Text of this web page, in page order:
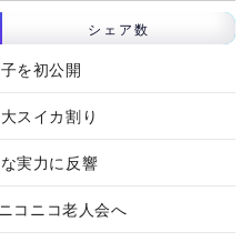
シェア数
を初公開
スイカ割り
実力に反響
コニコ老人会へ